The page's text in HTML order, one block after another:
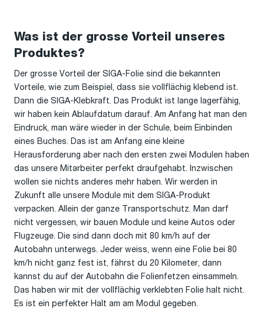
Was ist der grosse Vorteil unseres
Produktes?
Der grosse Vorteil der SIGA-Folie sind die bekannten
Vorteile, wie zum Beispiel, dass sie vollflächig klebend ist.
Dann die SIGA-Klebkraft. Das Produkt ist lange lagerfähig,
wir haben kein Ablaufdatum darauf. Am Anfang hat man den
Eindruck, man wäre wieder in der Schule, beim Einbinden
eines Buches. Das ist am Anfang eine kleine
Herausforderung aber nach den ersten zwei Modulen haben
das unsere Mitarbeiter perfekt draufgehabt. Inzwischen
wollen sie nichts anderes mehr haben. Wir werden in
Zukunft alle unsere Module mit dem SIGA-Produkt
verpacken. Allein der ganze Transportschutz. Man darf
nicht vergessen, wir bauen Module und keine Autos oder
Flugzeuge. Die sind dann doch mit 80 km/h auf der
Autobahn unterwegs. Jeder weiss, wenn eine Folie bei 80
km/h nicht ganz fest ist, fährst du 20 Kilometer, dann
kannst du auf der Autobahn die Folienfetzen einsammeln.
Das haben wir mit der vollflächig verklebten Folie halt nicht.
Es ist ein perfekter Halt am am Modul gegeben.